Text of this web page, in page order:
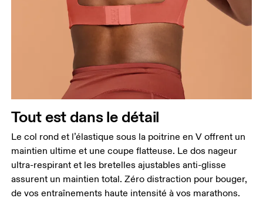
Tout est dans le détail
Le col rond et l’élastique sous la poitrine en V offrent un
maintien ultime et une coupe flatteuse. Le dos nageur
ultra-respirant et les bretelles ajustables anti-glisse
assurent un maintien total. Zéro distraction pour bouger,
de vos entraînements haute intensité à vos marathons.